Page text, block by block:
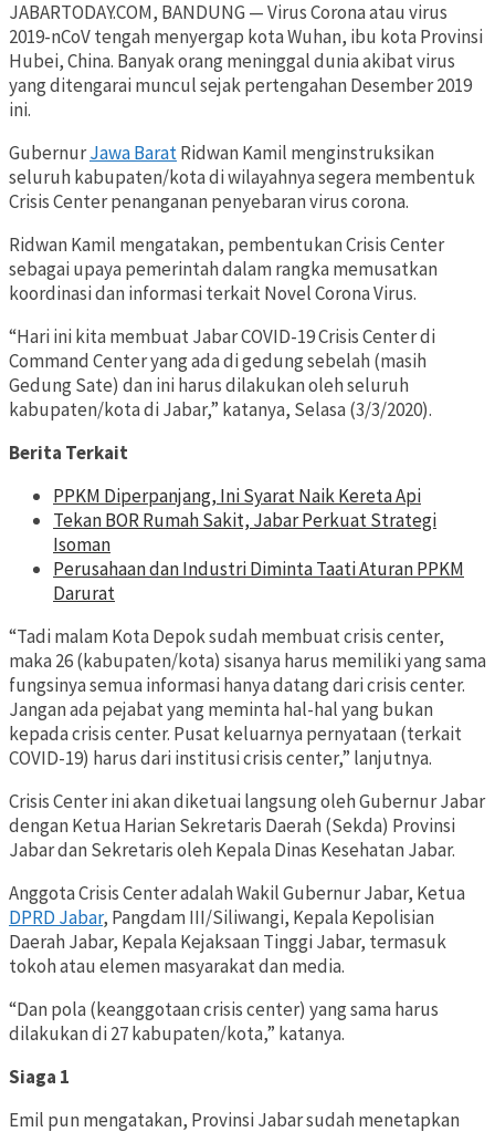
JABARTODAY.COM, BANDUNG — Virus Corona atau virus
2019-nCoV tengah menyergap kota Wuhan, ibu kota Provinsi
Hubei, China. Banyak orang meninggal dunia akibat virus
yang ditengarai muncul sejak pertengahan Desember 2019
ini.
GubernurJawa BaratRidwan Kamil menginstruksikan
seluruh kabupaten/kota di wilayahnya segera membentuk
Crisis Center penanganan penyebaran virus corona.
Ridwan Kamil mengatakan, pembentukan Crisis Center
sebagai upaya pemerintah dalam rangka memusatkan
koordinasi dan informasi terkait Novel Corona Virus.
“Hari ini kita membuat Jabar COVID-19 Crisis Center di
Command Center yang ada di gedung sebelah (masih
Gedung Sate) dan ini harus dilakukan oleh seluruh
kabupaten/kota di Jabar,” katanya, Selasa (3/3/2020).
Berita Terkait
PPKM Diperpanjang, Ini Syarat Naik Kereta Api
Tekan BOR Rumah Sakit, Jabar Perkuat Strategi
Isoman
Perusahaan dan Industri Diminta Taati Aturan PPKM
Darurat
“Tadi malam Kota Depok sudah membuat crisis center,
maka 26 (kabupaten/kota) sisanya harus memiliki yang sama
fungsinya semua informasi hanya datang dari crisis center.
Jangan ada pejabat yang meminta hal-hal yang bukan
kepada crisis center. Pusat keluarnya pernyataan (terkait
COVID-19) harus dari institusi crisis center,” lanjutnya.
Crisis Center ini akan diketuai langsung oleh Gubernur Jabar
dengan Ketua Harian Sekretaris Daerah (Sekda) Provinsi
Jabar dan Sekretaris oleh Kepala Dinas Kesehatan Jabar.
Anggota Crisis Center adalah Wakil Gubernur Jabar, Ketua
DPRD Jabar, Pangdam III/Siliwangi, Kepala Kepolisian
Daerah Jabar, Kepala Kejaksaan Tinggi Jabar, termasuk
tokoh atau elemen masyarakat dan media.
“Dan pola (keanggotaan crisis center) yang sama harus
dilakukan di 27 kabupaten/kota,” katanya.
Siaga 1
Emil pun mengatakan, Provinsi Jabar sudah menetapkan